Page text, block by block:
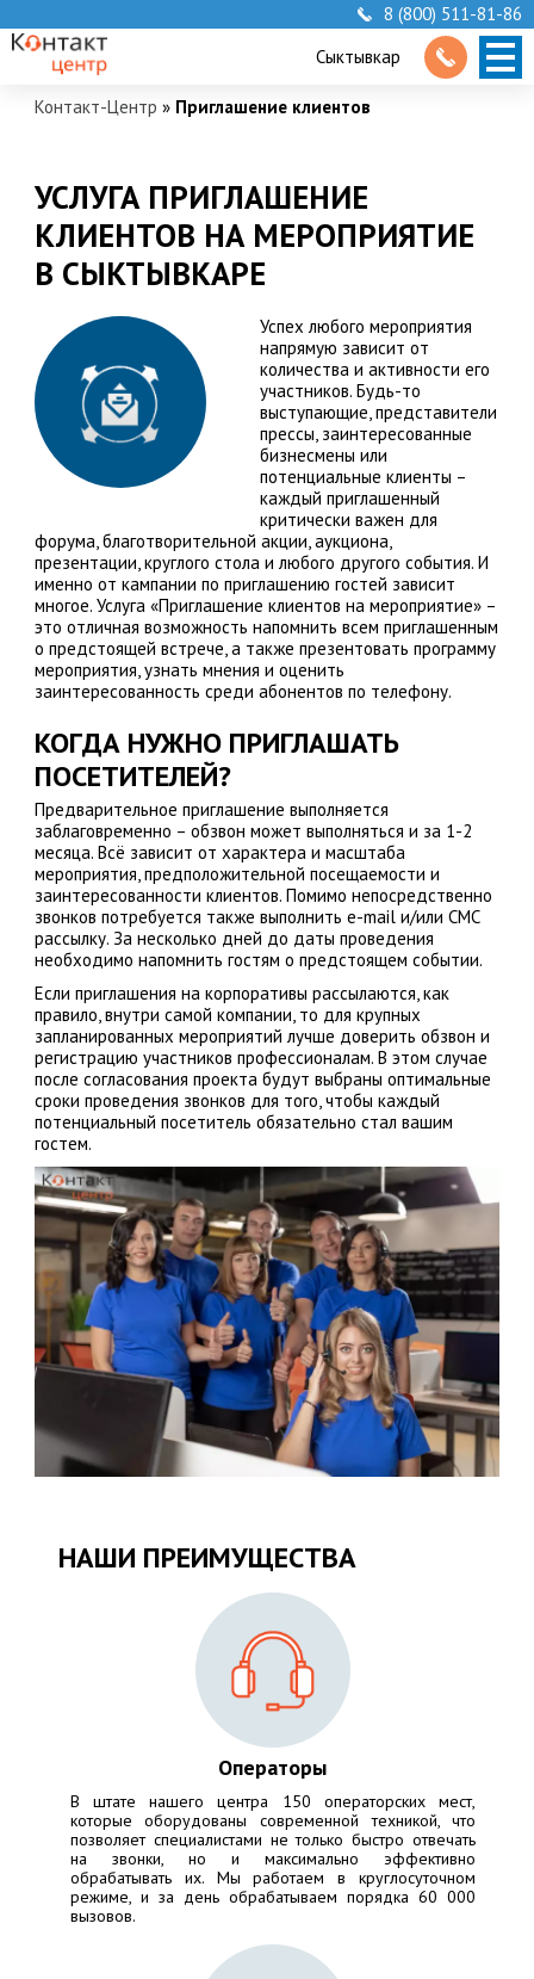
8 (800) 511-81-86
Сыктывкар
Контакт-Центр » Приглашение клиентов
УСЛУГА ПРИГЛАШЕНИЕ
КЛИЕНТОВ НА МЕРОПРИЯТИЕ
В СЫКТЫВКАРЕ
Успех любого мероприятия
напрямую зависит от
количества и активности его
участников. Будь-то
выступающие, представители
прессы, заинтересованные
бизнесмены или
потенциальные клиенты –
каждый приглашенный
критически важен для
форума, благотворительной акции, аукциона,
презентации, круглого стола и любого другого события. И
именно от кампании по приглашению гостей зависит
многое. Услуга «Приглашение клиентов на мероприятие» –
это отличная возможность напомнить всем приглашенным
о предстоящей встрече, а также презентовать программу
мероприятия, узнать мнения и оценить
заинтересованность среди абонентов по телефону.
КОГДА НУЖНО ПРИГЛАШАТЬ
ПОСЕТИТЕЛЕЙ?
Предварительное приглашение выполняется
заблаговременно – обзвон может выполняться и за 1-2
месяца. Всё зависит от характера и масштаба
мероприятия, предположительной посещаемости и
заинтересованности клиентов. Помимо непосредственно
звонков потребуется также выполнить e-mail и/или СМС
рассылку. За несколько дней до даты проведения
необходимо напомнить гостям о предстоящем событии.
Если приглашения на корпоративы рассылаются, как
правило, внутри самой компании, то для крупных
запланированных мероприятий лучше доверить обзвон и
регистрацию участников профессионалам. В этом случае
после согласования проекта будут выбраны оптимальные
сроки проведения звонков для того, чтобы каждый
потенциальный посетитель обязательно стал вашим
гостем.
НАШИ ПРЕИМУЩЕСТВА
Операторы
В штате нашего центра 150 операторских мест,
которые оборудованы современной техникой, что
позволяет специалистами не только быстро отвечать
на звонки, но и максимально эффективно
обрабатывать их. Мы работаем в круглосуточном
режиме, и за день обрабатываем порядка 60 000
вызовов.